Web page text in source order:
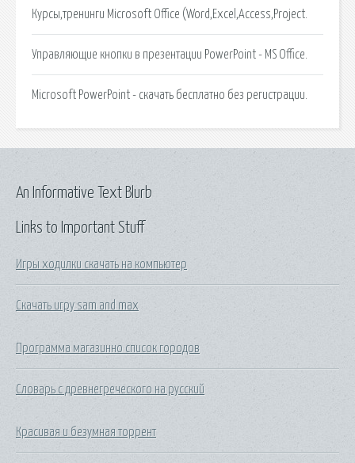
Курсы,тренинги Microsoft Office (Word,Excel,Access,Project.
Управляющие кнопки в презентации PowerPoint - MS Office.
Microsoft PowerPoint - скачать бесплатно без регистрации.
Links to Important Stuff
Игры ходилки скачать на компьютер
Скачать игру sam and max
Программа магазинно список городов
Словарь с древнегреческого на русский
Красивая и безумная торрент
An Informative Text Blurb